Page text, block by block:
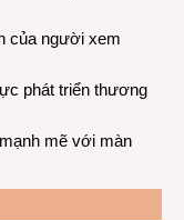
của người xem
phát triển thương
mẽ với màn